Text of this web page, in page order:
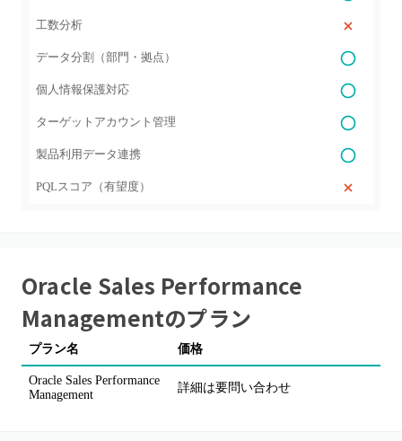
工数分析
データ分割（部門・拠点）
個人情報保護対応
ターゲットアカウント管理
製品利用データ連携
PQLスコア（有望度）
Oracle Sales Performance
Managementのプラン
プラン名 価格
Oracle Sales Performance
Management
詳細は要問い合わせ